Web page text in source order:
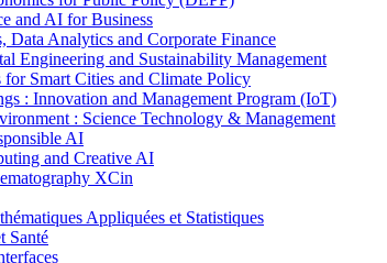
and AI for Business
Analytics and Corporate Finance
Engineering and Sustainability Management
Smart Cities and Climate Policy
: Innovation and Management Program (IoT)
: Science Technology & Management
AI
and Creative AI
XCin
Appliquées et Statistiques
Santé